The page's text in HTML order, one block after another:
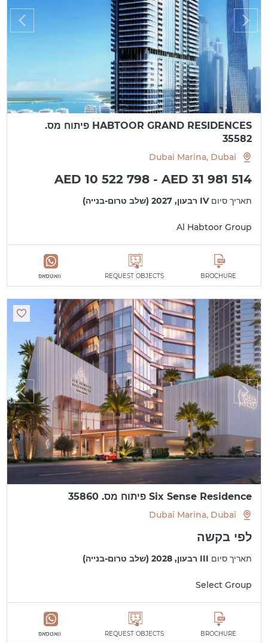
HABTOOR GRAND RESIDENCES פיתוח מס.
35582
Dubai Marina, Dubai
AED 10 522 798 - AED 31 981 514
תאריך סיוםIV רבעון, 2027 (שלב טרום-בנייה)
Al Habtoor Group
BROCHURE
REQUEST OBJECTS וואטסאפ
Six Sense Residence פיתוח מס. 35860
Dubai Marina, Dubai
לפי בקשה
תאריך סיום III רבעון, 2028 (שלב טרום-בנייה)
Select Group
BROCHURE
REQUEST OBJECTS וואטסאפ